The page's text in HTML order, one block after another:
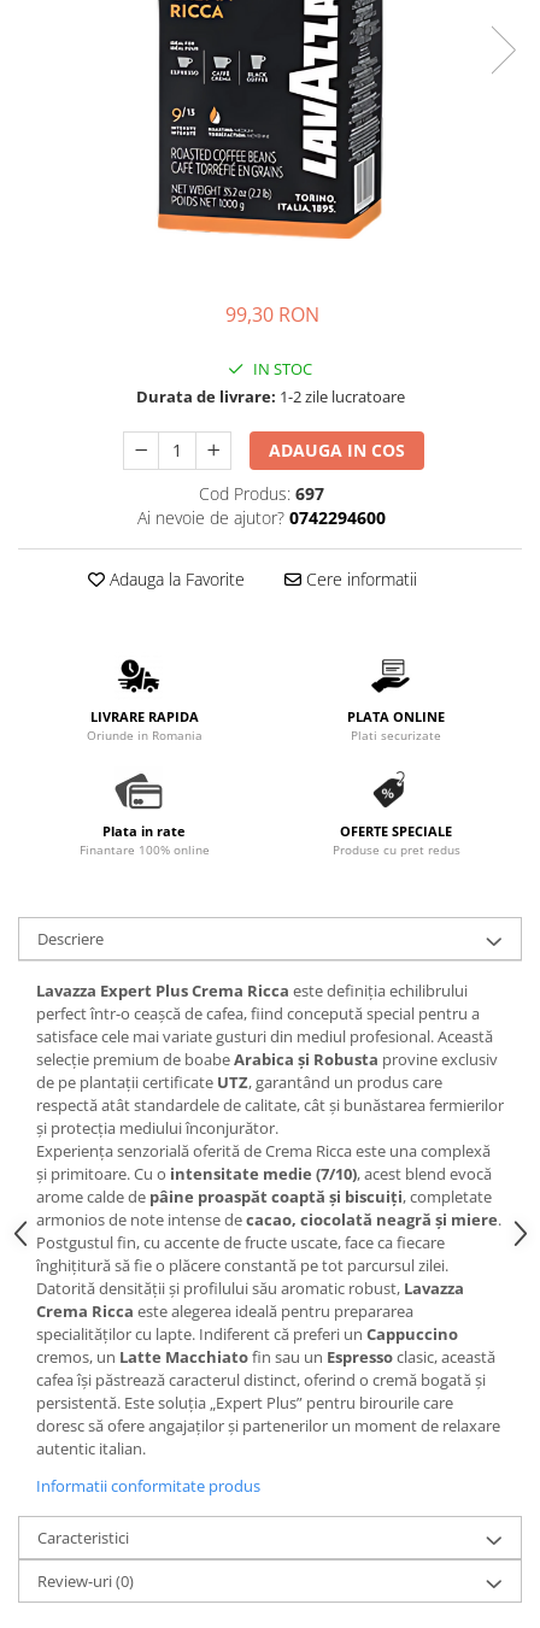
99,30 RON
IN STOC
Durata de livrare: 1-2 zile lucratoare
ADAUGA IN COS
Cod Produs: 697
Ai nevoie de ajutor? 0742294600
Adauga la Favorite Cere informatii
LIVRARE RAPIDA
Oriunde in Romania
PLATA ONLINE
Plati securizate
Plata in rate
Finantare 100% online
OFERTE SPECIALE
Produse cu pret redus
Descriere
Lavazza Expert Plus Crema Ricca este definiția echilibrului
perfect într-o ceașcă de cafea, fiind concepută special pentru a
satisface cele mai variate gusturi din mediul profesional. Această
selecție premium de boabeArabica și Robusta provine exclusiv
de pe plantații certificate UTZ, garantând un produs care
respectă atât standardele de calitate, cât și bunăstarea fermierilor
și protecția mediului înconjurător.
Experiența senzorială oferită de Crema Ricca este una complexă
și primitoare. Cu o intensitate medie (7/10), acest blend evocă
arome calde de pâine proaspăt coaptă și biscuiți, completate
armonios de note intense decacao, ciocolată neagră și miere.
Postgustul fin, cu accente de fructe uscate, face ca fiecare
înghițitură să fie o plăcere constantă pe tot parcursul zilei.
Datorită densității și profilului său aromatic robust, Lavazza
Crema Ricca este alegerea ideală pentru prepararea
specialităților cu lapte. Indiferent că preferi un Cappuccino
cremos, un Latte Macchiatofin sau un Espressoclasic, această
cafea își păstrează caracterul distinct, oferind o cremă bogată și
persistentă. Este soluția „Expert Plus” pentru birourile care
doresc să ofere angajaților și partenerilor un moment de relaxare
autentic italian.
Informatii conformitate produs
Caracteristici
Review-uri(0)